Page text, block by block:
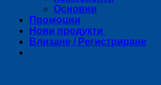
Основни
Промоции
Нови продукти
Влизане / Регистриране